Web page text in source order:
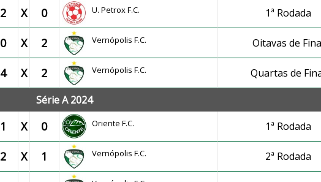
2 X 0 U. Petrox F.C. 1ª Rodada
0 X 2 Vernópolis F.C. Oitavas de
4 X 2 Vernópolis F.C.
Quartas de
Série A 2024
1 X 0 Oriente F.C. 1ª Rodada
2 X 1 Vernópolis F.C. 2ª Rodada